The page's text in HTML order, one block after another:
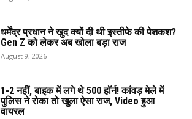
धर्मेंद्र प्रधान ने खुद क्यों दी थी इस्तीफे की पेशकश?
Gen Z को लेकर अब खोला बड़ा राज
August 9, 2026
1-2 नहीं, बाइक में लगे थे 500 हॉर्न! कांवड़ मेले में
पुलिस ने रोका तो खुला ऐसा राज, Video हुआ
वायरल